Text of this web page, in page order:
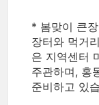
* 봄맞이 큰
장터와 먹거
은 지역센터
주관하며, 홍
준비하고 있